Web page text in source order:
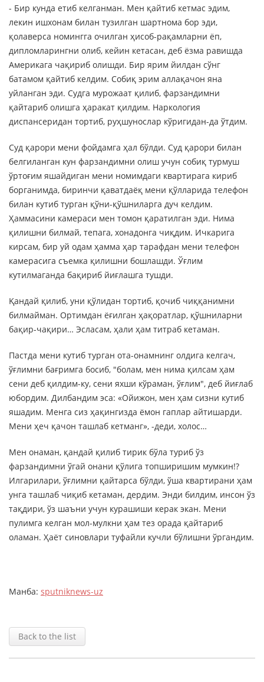
- Бир кунда етиб келганман. Мен қайтиб кетмас эдим,
лекин ишхонам билан тузилган шартнома бор эди,
қолаверса номингга очилган ҳисоб-рақамларни ёп,
дипломларингни олиб, кейин кетасан, деб ёзма равишда
Америкага чақириб олишди. Бир ярим йилдан сўнг
батамом қайтиб келдим. Собиқ эрим аллақачон яна
уйланган эди. Судга мурожаат қилиб, фарзандимни
қайтариб олишга ҳаракат қилдим. Наркология
диспансеридан тортиб, руҳшунослар кўригидан-да ўтдим.
Суд қарори мени фойдамга ҳал бўлди. Суд қарори билан
белгиланган кун фарзандимни олиш учун собиқ турмуш
ўртоғим яшайдиган мени номимдаги квартирага кириб
борганимда, биринчи қаватдаёқ мени қўлларида телефон
билан кутиб турган қўни-қўшниларга дуч келдим.
Ҳаммасини камераси мен томон қаратилган эди. Нима
қилишни билмай, тепага, хонадонга чиқдим. Ичкарига
кирсам, бир уй одам ҳамма ҳар тарафдан мени телефон
камерасига съемка қилишни бошлашди. Ўғлим
кутилмаганда бақириб йиғлашга тушди.
Қандай қилиб, уни қўлидан тортиб, қочиб чиққанимни
билмайман. Ортимдан ёғилган ҳақоратлар, қўшниларни
бақир-чақири… Эсласам, ҳали ҳам титраб кетаман.
Пастда мени кутиб турган ота-онамнинг олдига келгач,
ўғлимни бағримга босиб, "болам, мен нима қилсам ҳам
сени деб қилдим-ку, сени яхши кўраман, ўғлим", деб йиғлаб
юбордим. Дилбандим эса: «Ойижон, мен ҳам сизни кутиб
яшадим. Менга сиз ҳақингизда ёмон гаплар айтишарди.
Мени ҳеч қачон ташлаб кетманг», -деди, холос…
Мен онаман, қандай қилиб тирик бўла туриб ўз
фарзандимни ўгай онани қўлига топширишим мумкин!?
Илгарилари, ўғлимни қайтарса бўлди, ўша квартирани ҳам
унга ташлаб чиқиб кетаман, дердим. Энди билдим, инсон ўз
тақдири, ўз шаъни учун курашиши керак экан. Мени
пулимга келган мол-мулкни ҳам тез орада қайтариб
оламан. Ҳаёт синовлари туфайли кучли бўлишни ўргандим.
Манба: sputniknews-uz
Back to the list